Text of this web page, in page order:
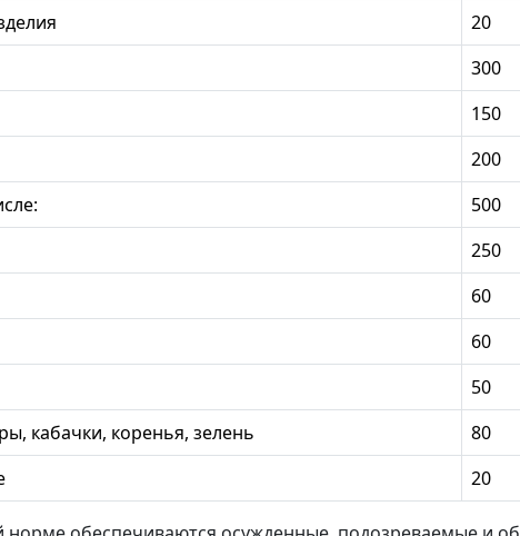
20
300
150
200
500
250
60
60
50
кабачки, коренья, зелень
80
20